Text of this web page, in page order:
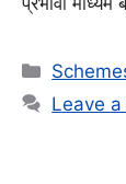
Leave